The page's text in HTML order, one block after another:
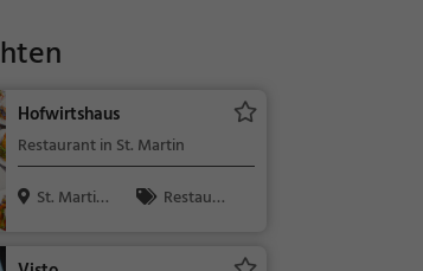
Hofwirtshaus
Restaurant in St. Martin
St. Martin,
Restaura